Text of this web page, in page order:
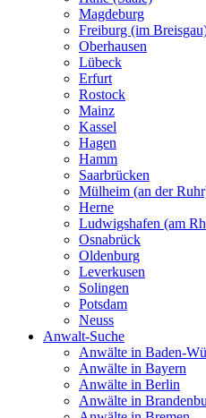
Magdeburg
Freiburg (im
Oberhausen
Lübeck
Erfurt
Rostock
Mainz
Kassel
Hagen
Hamm
Saarbrücken
Mülheim (an der
Herne
Ludwigshafen (am
Osnabrück
Oldenburg
Leverkusen
Solingen
Potsdam
Neuss
Anwalt-Suche
Anwälte in Baden-
Anwälte in Bayern
Anwälte in Berlin
Anwälte in